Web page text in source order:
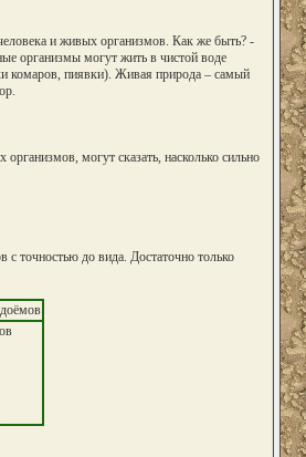
и живых организмов. Как же быть? -
организмы могут жить в чистой воде
комаров, пиявки). Живая природа – самый
могут сказать, насколько сильно
точностью до вида. Достаточно только